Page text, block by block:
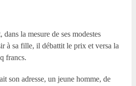
la mesure de ses modestes
à sa fille, il débattit le prix et versa la
francs.
son adresse, un jeune homme, de